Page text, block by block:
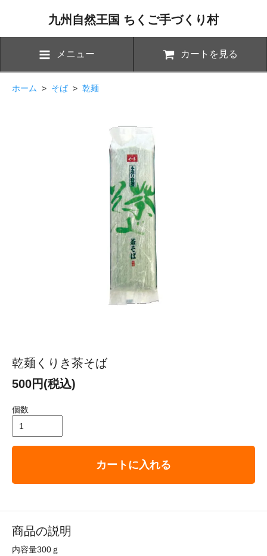
九州自然王国 ちくご手づくり村
メニュー カートを見る
ホーム > そば > 乾麺
乾麺くりき茶そば
500円(税込)
個数
カートに入れる
商品の説明
内容量300ｇ